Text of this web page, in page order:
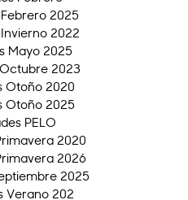
2025
2022
Mayo 2025
2023
Otoño 2020
Otoño 2025
PELO
2020
2026
2025
Verano 202